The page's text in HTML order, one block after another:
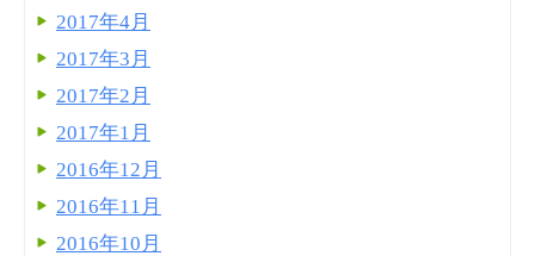
2017年4月
2017年3月
2017年2月
2017年1月
2016年12月
2016年11月
2016年10月